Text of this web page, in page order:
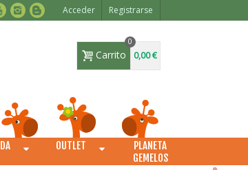
Acceder Registrarse
Carrito
0
0,00 €
OUTLET
PLANETA
GEMELOS